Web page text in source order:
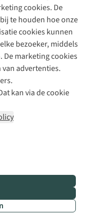
cookies. De
te houden hoe onze
cookies kunnen
bezoeker, middels
De marketing cookies
advertenties.
kan via de cookie
Bever
B.V.